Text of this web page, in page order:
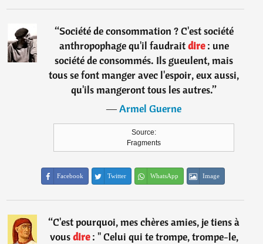
“Société de consommation ? C'est société
anthropophage qu'il faudraitdire: une
société de consommés. Ils gueulent, mais
tous se font manger avec l'espoir, eux aussi,
qu'ils mangeront tous les autres.”
―Armel Guerne
Source:
Fragments
Facebook Twitter WhatsApp Image
“C'est pourquoi, mes chères amies, je tiens à
vousdire: " Celui qui te trompe, trompe-le,